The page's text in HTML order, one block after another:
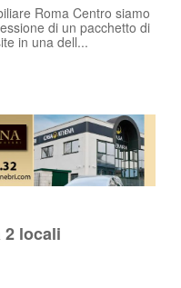
Roma Centro siamo
di un pacchetto di
in una dell...
2 locali